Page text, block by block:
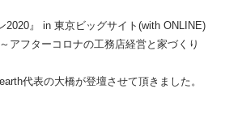
2020』 in 東京ビッグサイト(with ONLINE)
アフターコロナの工務店経営と家づくり
代表の大橋が登壇させて頂きました。